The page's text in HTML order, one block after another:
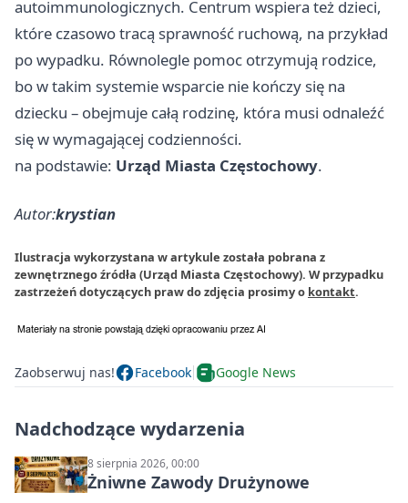
autoimmunologicznych. Centrum wspiera też dzieci,
które czasowo tracą sprawność ruchową, na przykład
po wypadku. Równolegle pomoc otrzymują rodzice,
bo w takim systemie wsparcie nie kończy się na
dziecku – obejmuje całą rodzinę, która musi odnaleźć
się w wymagającej codzienności.
na podstawie: Urząd Miasta Częstochowy.
Autor:krystian
Ilustracja wykorzystana w artykule została pobrana z
zewnętrznego źródła (Urząd Miasta Częstochowy). W przypadku
zastrzeżeń dotyczących praw do zdjęcia prosimy o kontakt.
Zaobserwuj nas! Facebook Google News
Nadchodzące wydarzenia
8 sierpnia 2026, 00:00
Żniwne Zawody Drużynowe